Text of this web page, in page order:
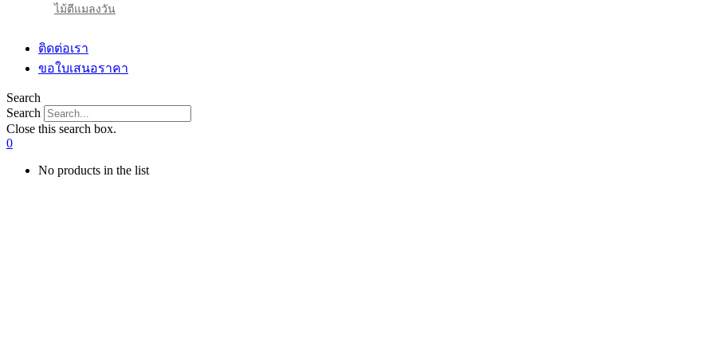
ไม้ตีแมลงวัน
ติดต่อเรา
ขอใบเสนอราคา
Search
Search
Close this search box.
0
No products in the list